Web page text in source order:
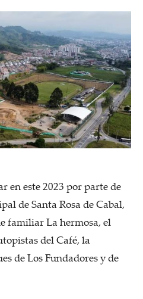
en este 2023 por parte de
de Santa Rosa de Cabal,
familiar La hermosa, el
del Café, la
de Los Fundadores y de